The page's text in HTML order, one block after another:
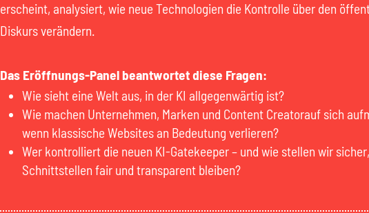
erscheint, analysiert, wie neue Technologien die Kontrolle über den
Diskurs verändern.
Das Eröffnungs-Panel beantwortet diese Fragen:
Wie sieht eine Welt aus, in der KI allgegenwärtig ist?
Wie machen Unternehmen, Marken und Content Creatorauf sich
wenn klassische Websites an Bedeutung verlieren?
Wer kontrolliert die neuen KI-Gatekeeper – und wie stellen wir
Schnittstellen fair und transparent bleiben?